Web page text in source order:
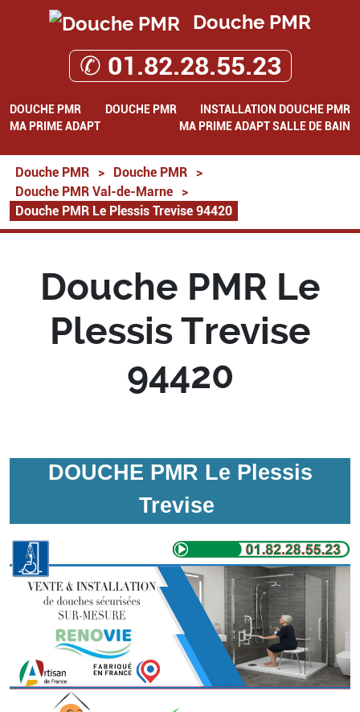
Douche PMR
✆ 01.82.28.55.23
DOUCHE PMR DOUCHE PMR
INSTALLATION DOUCHE PMR
MA PRIME ADAPT
MA PRIME ADAPT SALLE DE BAIN
Douche PMR > Douche PMR
>
Douche PMR Val-de-Marne
>
Douche PMR Le Plessis Trevise 94420
Douche PMR Le
Plessis Trevise
94420
DOUCHE PMR Le Plessis
Trevise